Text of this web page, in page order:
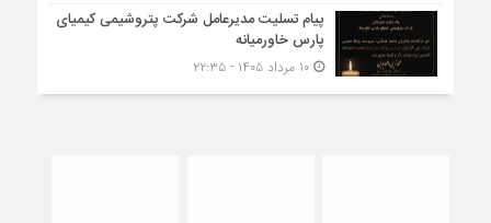
پیام تسلیت مدیرعامل شرکت پتروشیمی کیمیای
پارس خاورمیانه
۱۰ مرداد ۱۴۰۵ - ۲۲:۳۵